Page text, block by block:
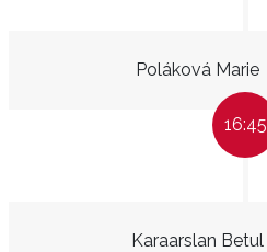
Poláková Marie
16:45
Karaarslan Betul